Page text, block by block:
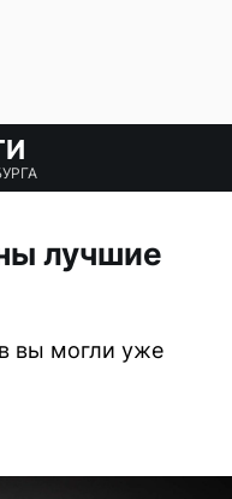
лучшие
вы могли уже